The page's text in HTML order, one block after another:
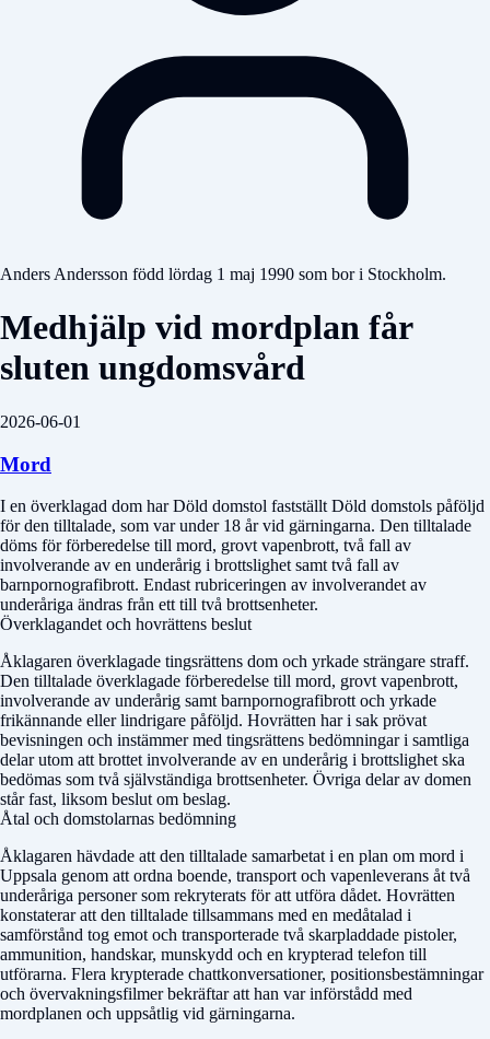
Anders Andersson född lördag 1 maj 1990 som bor i Stockholm.
Medhjälp vid mordplan får
sluten ungdomsvård
2026-06-01
Mord
I en överklagad dom harDöld domstol fastställt Döld domstols påföljd
för den tilltalade, som var under 18 år vid gärningarna. Den tilltalade
döms för förberedelse till mord, grovt vapenbrott, två fall av
involverande av en underårig i brottslighet samt två fall av
barnpornografibrott. Endast rubriceringen av involverandet av
underåriga ändras från ett till två brottsenheter.
Överklagandet och hovrättens beslut
Åklagaren överklagade tingsrättens dom och yrkade strängare straff.
Den tilltalade överklagade förberedelse till mord, grovt vapenbrott,
involverande av underårig samt barnpornografibrott och yrkade
frikännande eller lindrigare påföljd. Hovrätten har i sak prövat
bevisningen och instämmer med tingsrättens bedömningar i samtliga
delar utom att brottet involverande av en underårig i brottslighet ska
bedömas som två självständiga brottsenheter. Övriga delar av domen
står fast, liksom beslut om beslag.
Åtal och domstolarnas bedömning
Åklagaren hävdade att den tilltalade samarbetat i en plan om mord i
Uppsala genom att ordna boende, transport och vapenleverans åt två
underåriga personer som rekryterats för att utföra dådet. Hovrätten
konstaterar att den tilltalade tillsammans med en medåtalad i
samförstånd tog emot och transporterade två skarpladdade pistoler,
ammunition, handskar, munskydd och en krypterad telefon till
utförarna. Flera krypterade chattkonversationer, positionsbestämningar
och övervakningsfilmer bekräftar att han var införstådd med
mordplanen och uppsåtlig vid gärningarna.